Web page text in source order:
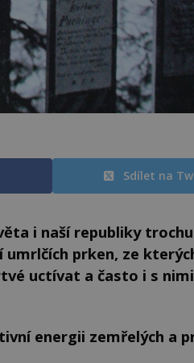
Sdílet na
i naší republiky
prken, ze
uctívat a často i s nimi
energii zemřelých a